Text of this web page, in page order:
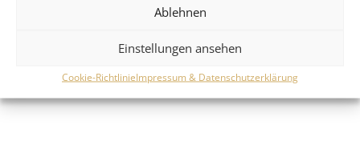
Ablehnen
Einstellungen ansehen
Cookie-RichtlinieImpressum & Datenschutzerklärung